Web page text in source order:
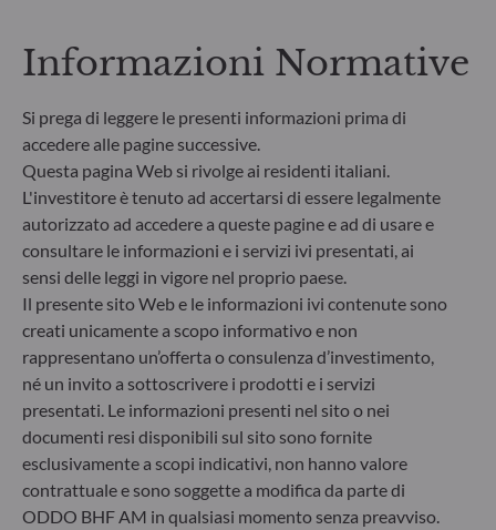
ODDO BHF Asset Management SAS*
12 boulevard de la Madeleine
75440 Paris Cedex 09
Francia
+33 1 44 51 80 28
Società di gestione del risparmio autorizzata dall’Autorité
des Marchés Financiers con il n. GP99011
Informazioni Normative
Si prega di leggere le presenti informazioni prima di
accedere alle pagine successive.
Questa pagina Web si rivolge ai residenti italiani.
L'investitore è tenuto ad accertarsi di essere legalmente
autorizzato ad accedere a queste pagine e ad di usare e
consultare le informazioni e i servizi ivi presentati, ai
sensi delle leggi in vigore nel proprio paese.
Il presente sito Web e le informazioni ivi contenute sono
creati unicamente a scopo informativo e non
rappresentano un’offerta o consulenza d’investimento,
né un invito a sottoscrivere i prodotti e i servizi
presentati. Le informazioni presenti nel sito o nei
documenti resi disponibili sul sito sono fornite
esclusivamente a scopi indicativi, non hanno valore
contrattuale e sono soggette a modifica da parte di
ODDO BHF AM in qualsiasi momento senza preavviso.